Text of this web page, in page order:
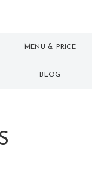
MENU & PRICE
メニュー
BLOG